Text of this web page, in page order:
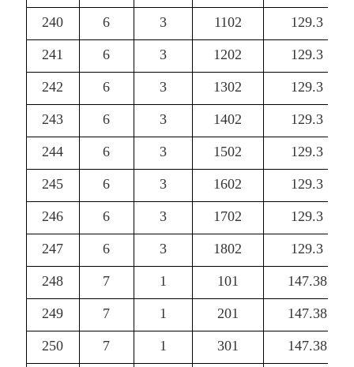
240 6 3 1102 129.3
241 6 3 1202 129.3
242 6 3 1302 129.3
243 6 3 1402 129.3
244 6 3 1502 129.3
245 6 3 1602 129.3
246 6 3 1702 129.3
247 6 3 1802 129.3
248 7 1 101 147.38
249 7 1 201 147.38
250 7 1 301 147.38